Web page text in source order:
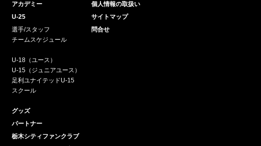
アカデミー
U-25
選手/スタッフ
チームスケジュール
U-18（ユース）
U-15（ジュニアユース）
足利ユナイテッドU-15
スクール
グッズ
パートナー
栃木シティファンクラブ
個人情報の取扱い
サイトマップ
問合せ